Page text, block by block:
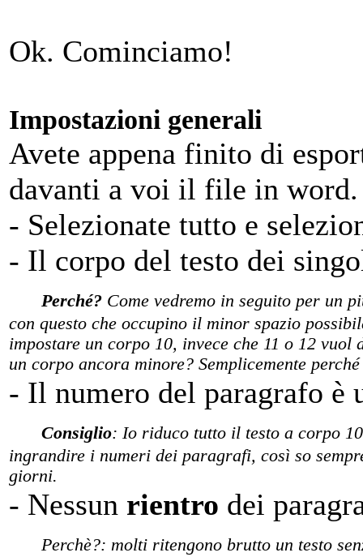
Ok. Cominciamo!
Impostazioni generali
Avete appena finito di
davanti a voi il file in word.
- Selezionate tutto e
- Il corpo del testo dei
Perché? Come vedremo in seguito per
con questo che occupino il minor spazio
impostare un corpo 10, invece che 11 o 12
un corpo ancora minore? Semplicemente
- Il numero del paragrafo è
Consiglio: Io riduco tutto il testo a corpo
ingrandire i numeri dei paragrafi, così so
giorni.
- Nessun rientro dei
Perchè?: molti ritengono brutto un testo